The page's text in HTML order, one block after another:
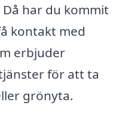
Då har du kommit
kontakt med
erbjuder
för att ta
grönyta.